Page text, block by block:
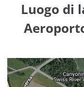
Luogo di